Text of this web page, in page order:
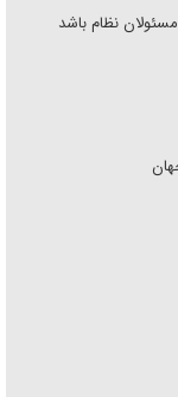
نظام باشد